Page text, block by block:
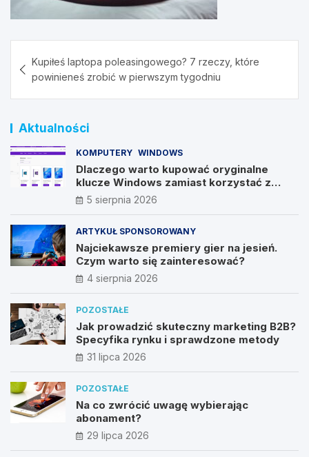
wpisu
Kupiłeś laptopa poleasingowego? 7 rzeczy, które
powinieneś zrobić w pierwszym tygodniu
Aktualności
KOMPUTERY WINDOWS
Dlaczego warto kupować oryginalne
klucze Windows zamiast korzystać z
nieautoryzowanych źródeł?
5 sierpnia 2026
ARTYKUŁ SPONSOROWANY
Najciekawsze premiery gier na jesień.
Czym warto się zainteresować?
4 sierpnia 2026
POZOSTAŁE
Jak prowadzić skuteczny marketing B2B?
Specyfika rynku i sprawdzone metody
31 lipca 2026
POZOSTAŁE
Na co zwrócić uwagę wybierając
abonament?
29 lipca 2026